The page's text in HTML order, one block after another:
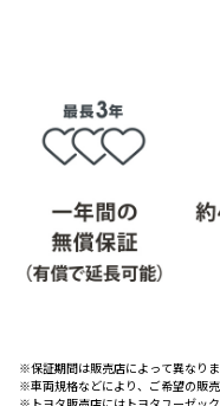
※保証期間は販売店によって異なりま
※車両規格などにより、ご希望の販